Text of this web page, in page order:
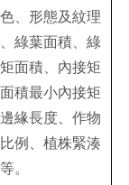
、形態及紋理
綠葉面積、綠
面積、內接矩
積最小內接矩
緣長度、作物
例、植株緊湊
。